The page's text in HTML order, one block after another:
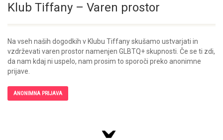
Klub Tiffany – Varen prostor
Na vseh naših dogodkih v Klubu Tiffany skušamo ustvarjati in
vzdrževati varen prostor namenjen GLBTQ+ skupnosti. Če se ti zdi,
da nam kdaj ni uspelo, nam prosim to sporoči preko anonimne
prijave.
ANONIMNA PRIJAVA